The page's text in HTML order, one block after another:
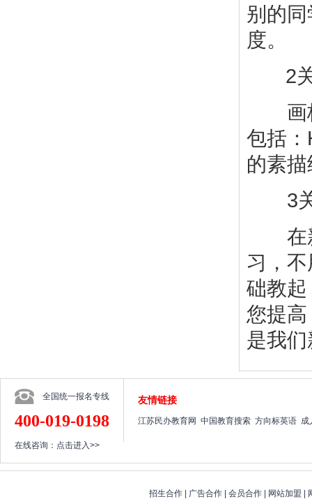
别的
度。
2关
画板
包括
的素
3关
在新
习，
础教
您提
是我
全国统一报名专线
400-019-0198
在线咨询： 点击进入>>
友情链接
江苏民办教育网 中国教育搜索 方向标英语 成
招生合作| 广告合作| 会员合作| 网站加盟